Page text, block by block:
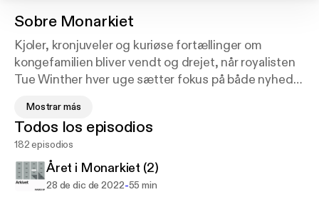
Sobre Monarkiet
Kjoler, kronjuveler og kuriøse fortællinger om
kongefamilien bliver vendt og drejet, når royalisten
Tue Winther hver uge sætter fokus på både nyheder
med lytterne kaster han sig over de skæve og
underfundige historier, der gemmer sig i et af
verdens ældste monarkier.
Mostrar más
Todos los episodios
182 episodios
Året i Monarkiet (2)
28 de dic de 2022-55 min